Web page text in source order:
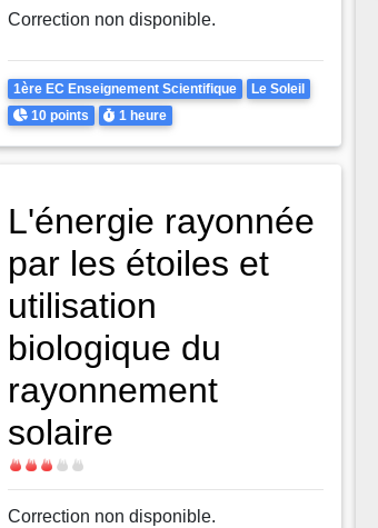
Correction non disponible.
Theme
1ère EC Enseignement Scientifique Le Soleil
Points
10 points Durée
1 heure
L'énergie rayonnée
par les étoiles et
utilisation
biologique du
rayonnement
solaire
Difficulté
Correction non disponible.